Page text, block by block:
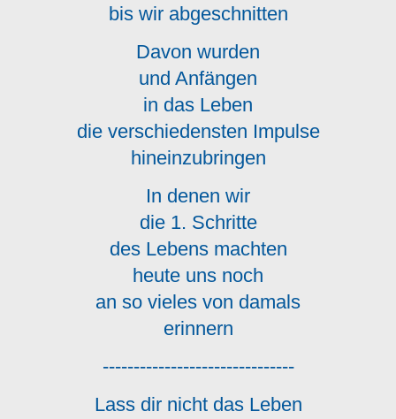
bis wir abgeschnitten
Davon wurden
und Anfängen
in das Leben
die verschiedensten Impulse
hineinzubringen
In denen wir
die 1. Schritte
des Lebens machten
heute uns noch
an so vieles von damals
erinnern
-------------------------------
Lass dir nicht das Leben